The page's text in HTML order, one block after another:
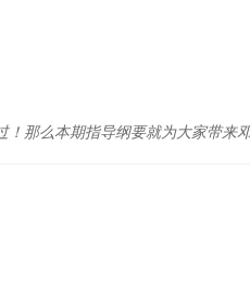
那么本期指导纲要就为大家带来